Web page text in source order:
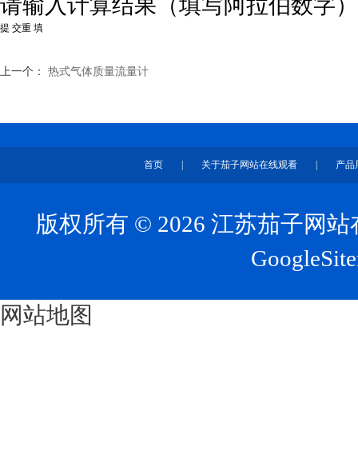
请输入计算结果（填写阿拉伯数字
上一个： 热式气体质量流量计
首页 关于茄子网站在线观看 产品
版权所有 © 2026 江苏茄子网
网站地图